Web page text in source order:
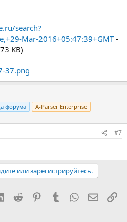
search?
Mar-2016+05:47:39+GMT-
KB)
форума A-Parser Enterprise
#7
или зарегистрируйтесь.
LinkedIn
Reddit PinterestTumblr WhatsApp